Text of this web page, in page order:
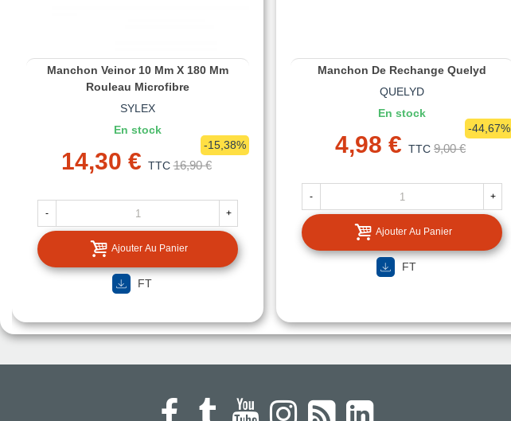
Manchon Veinor 10 Mm X 180 Mm
Rouleau Microfibre
SYLEX
En stock
14,30 € TTC 16,90 €
-15,38%
- +
Ajouter Au Panier
FT
Manchon De Rechange Quelyd
QUELYD
En stock
4,98 € TTC 9,00 €
-44,67%
- +
Ajouter Au Panier
FT